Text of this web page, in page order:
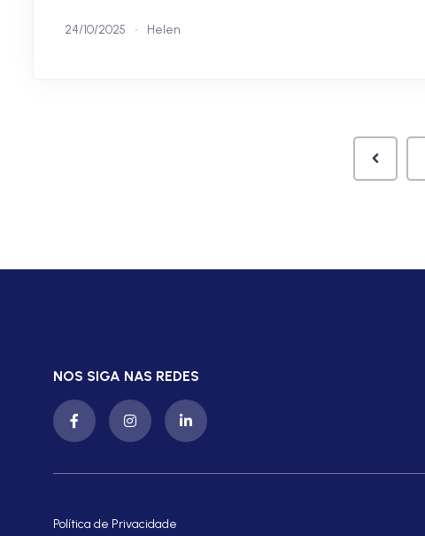
24/10/2025 Helen
NOS SIGA NAS REDES
Política de Privacidade